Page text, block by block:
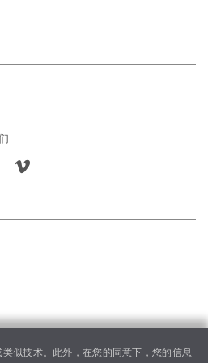
似技术。此外，在您的同意下，您的信息